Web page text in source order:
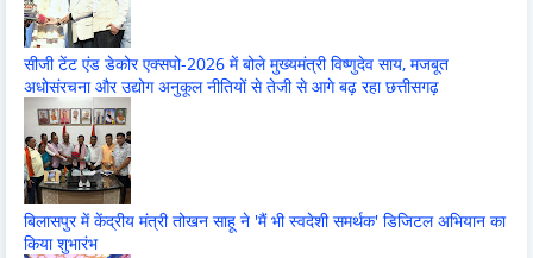
सीजी टेंट एंड डेकोर एक्सपो-2026 में बोले मुख्यमंत्री विष्णुदेव साय, मजबूत
अधोसंरचना और उद्योग अनुकूल नीतियों से तेजी से आगे बढ़ रहा छत्तीसगढ़
बिलासपुर में केंद्रीय मंत्री तोखन साहू ने 'मैं भी स्वदेशी समर्थक' डिजिटल अभियान का
किया शुभारंभ